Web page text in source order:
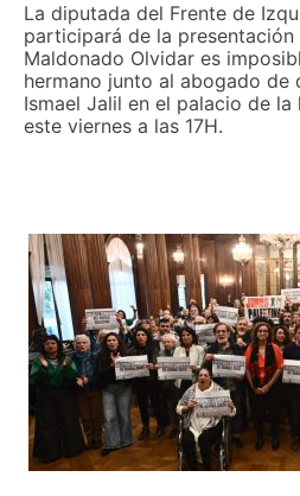
La diputada del Frente de
participará de la
Maldonado Olvidar es
hermano junto al abogado de
Ismael Jalil en el palacio de
este viernes a las 17H.